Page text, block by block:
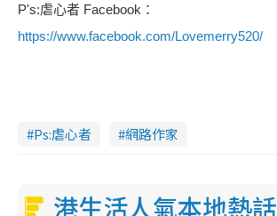
P's:虐心者 Facebook：
https://www.facebook.com/Lovemerry520/
Ps:虐心者 網路作家
港生活人氣本地熱話